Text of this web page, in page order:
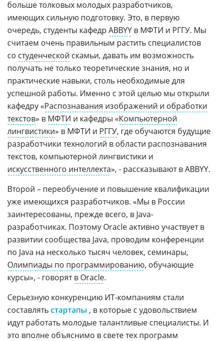
больше толковых молодых разработчиков,
имеющих сильную подготовку. Это, в первую
очередь, студенты кафедр ABBYY в МФТИ и РГГУ. Мы
считаем очень правильным растить специалистов
со студенческой скамьи, давать им возможность
получать не только теоретические знания, но и
практические навыки, столь необходимые для
успешной работы. Именно с этой целью мы открыли
кафедру «Распознавания изображений и обработки
текстов» в МФТИ и кафедры «Компьютерной
лингвистики» в МФТИ и РГГУ, где обучаются будущие
разработчики технологий в области распознавания
текстов, компьютерной лингвистики и
искусственного интеллекта», - рассказывают в ABBYY.
Второй – переобучение и повышение квалификации
уже имеющихся разработчиков. «Мы в России
заинтересованы, прежде всего, в Java-
разработчиках. Поэтому Oracle активно участвует в
развитии сообщества Java, проводим конференции
по Java на несколько тысяч человек, семинары,
Олимпиады по программированию, обучающие
курсы», - говорятв Oracle.
Серьезную конкуренцию ИТ-компаниям стали
составлятьстартапы , в которые с удовольствием
идут работать молодые талантливые специалисты. И
это вполне объяснимо в свете тех программ